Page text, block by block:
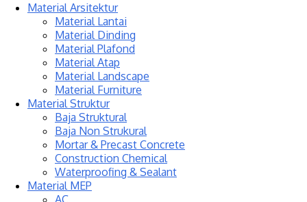
Material Arsitektur
Material Lantai
Material Dinding
Material Plafond
Material Atap
Material Landscape
Material Furniture
Material Struktur
Baja Struktural
Baja Non Strukural
Mortar & Precast Concrete
Construction Chemical
Waterproofing & Sealant
Material MEP
AC